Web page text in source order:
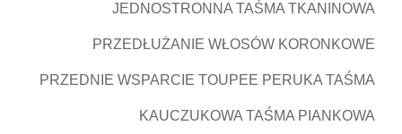
JEDNOSTRONNA TAŚMA TKANINOWA
PRZEDŁUŻANIE WŁOSÓW KORONKOWE
PRZEDNIE WSPARCIE TOUPEE PERUKA TAŚMA
KAUCZUKOWA TAŚMA PIANKOWA